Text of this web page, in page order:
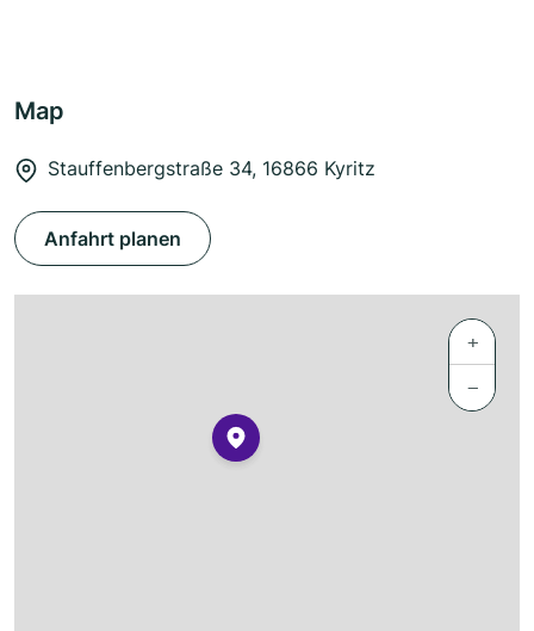
Map
Stauffenbergstraße 34, 16866 Kyritz
Anfahrt planen
+
−